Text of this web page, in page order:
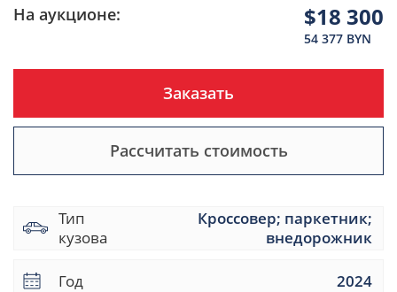
На аукционе: $18 300
54 377 BYN
Заказать
Рассчитать стоимость
Тип
кузова
Кроссовер; паркетник;
внедорожник
Год 2024